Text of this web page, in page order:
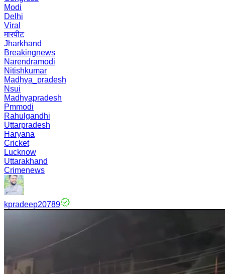
Modi
Delhi
Viral
मारपीट
Jharkhand
Breakingnews
Narendramodi
Nitishkumar
Madhya_pradesh
Nsui
Madhyapradesh
Pmmodi
Rahulgandhi
Uttarpradesh
Haryana
Cricket
Lucknow
Uttarakhand
Crimenews
kpradeep20789